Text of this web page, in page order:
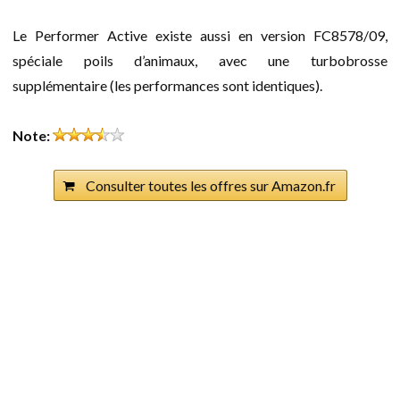
Le Performer Active existe aussi en version FC8578/09,
spéciale poils d’animaux, avec une turbobrosse
supplémentaire (les performances sont identiques).
Note:
Consulter toutes les offres sur Amazon.fr